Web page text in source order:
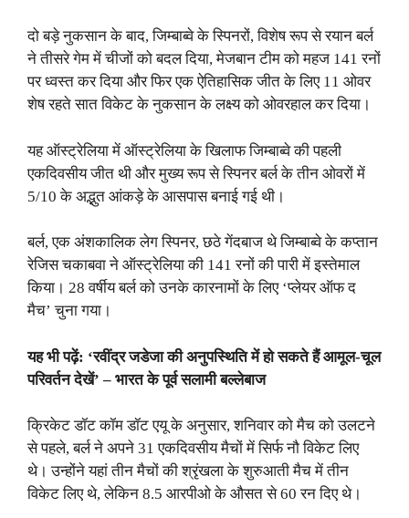
दो बड़े नुकसान के बाद, जिम्बाब्वे के स्पिनरों, विशेष रूप से रयान बर्ल
ने तीसरे गेम में चीजों को बदल दिया, मेजबान टीम को महज 141 रनों
पर ध्वस्त कर दिया और फिर एक ऐतिहासिक जीत के लिए 11 ओवर
शेष रहते सात विकेट के नुकसान के लक्ष्य को ओवरहाल कर दिया।
यह ऑस्ट्रेलिया में ऑस्ट्रेलिया के खिलाफ जिम्बाब्वे की पहली
एकदिवसीय जीत थी और मुख्य रूप से स्पिनर बर्ल के तीन ओवरों में
5/10 के अद्भुत आंकड़े के आसपास बनाई गई थी।
बर्ल, एक अंशकालिक लेग स्पिनर, छठे गेंदबाज थे जिम्बाब्वे के कप्तान
रेजिस चकाबवा ने ऑस्ट्रेलिया की 141 रनों की पारी में इस्तेमाल
किया। 28 वर्षीय बर्ल को उनके कारनामों के लिए ‘प्लेयर ऑफ द
मैच’ चुना गया।
यह भी पढ़ें: ‘रवींद्र जडेजा की अनुपस्थिति में हो सकते हैं आमूल-चूल
परिवर्तन देखें’ – भारत के पूर्व सलामी बल्लेबाज
क्रिकेट डॉट कॉम डॉट एयू के अनुसार, शनिवार को मैच को उलटने
से पहले, बर्ल ने अपने 31 एकदिवसीय मैचों में सिर्फ नौ विकेट लिए
थे। उन्होंने यहां तीन मैचों की श्रृंखला के शुरुआती मैच में तीन
विकेट लिए थे, लेकिन 8.5 आरपीओ के औसत से 60 रन दिए थे।